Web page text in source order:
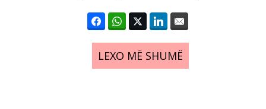
LEXO MË SHUMË